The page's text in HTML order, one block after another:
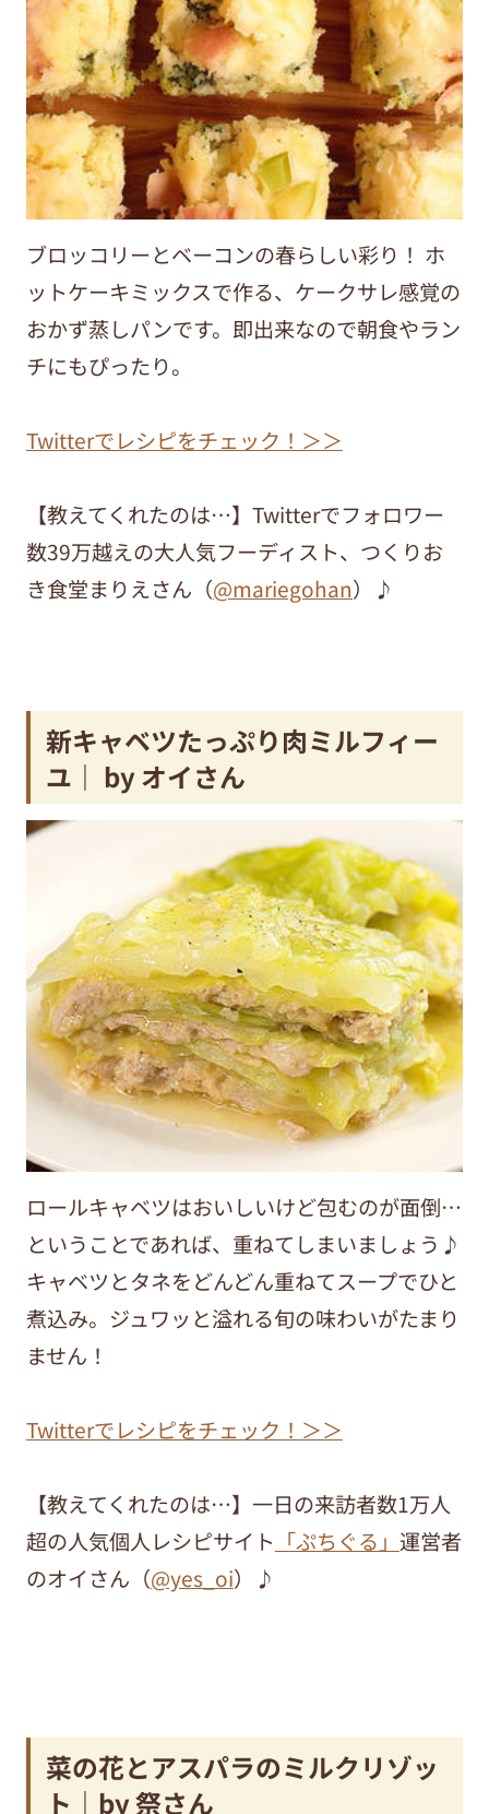
ブロッコリーとベーコンの春らしい彩り！ ホ
ットケーキミックスで作る、ケークサレ感覚の
おかず蒸しパンです。即出来なので朝食やラン
チにもぴったり。
Twitterでレシピをチェック！＞＞
【教えてくれたのは…】Twitterでフォロワー
数39万越えの大人気フーディスト、つくりお
き食堂まりえさん（@mariegohan）♪
新キャベツたっぷり肉ミルフィー
ユ｜ by オイさん
ロールキャベツはおいしいけど包むのが面倒…
ということであれば、重ねてしまいましょう♪
キャベツとタネをどんどん重ねてスープでひと
煮込み。ジュワッと溢れる旬の味わいがたまり
ません！
Twitterでレシピをチェック！＞＞
【教えてくれたのは…】一日の来訪者数1万人
超の人気個人レシピサイト 「ぷちぐる」 運営者
のオイさん（@yes_oi）♪
菜の花とアスパラのミルクリゾッ
ト｜by 祭さん